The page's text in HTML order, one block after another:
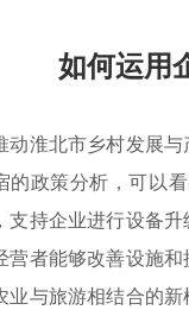
如何运用
动淮北市乡村发展
的政策分析，可以
支持企业进行设备
营者能够改善设施
业与旅游相结合的